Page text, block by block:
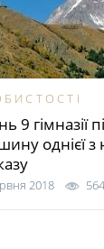
9 гімназії
однієї
2018 564